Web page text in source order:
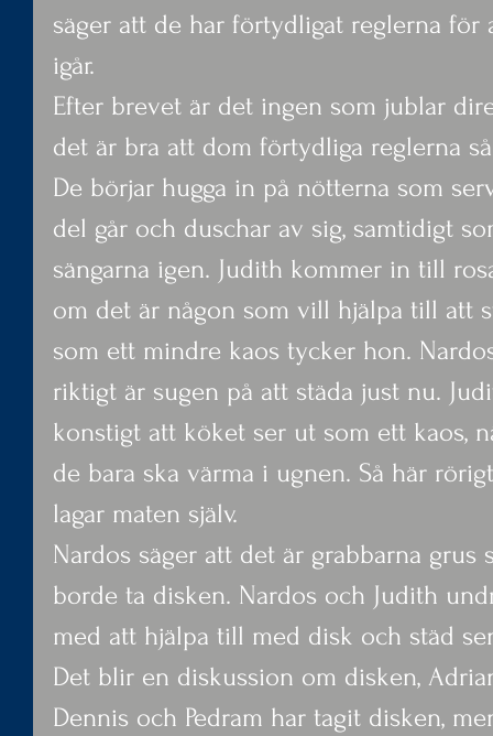
säger att de har förtydligat reglerna
igår.
Efter brevet är det ingen som jublar
det är bra att dom förtydliga reglerna
De börjar hugga in på nötterna som
del går och duschar av sig, samtidigt
sängarna igen. Judith kommer in till
om det är någon som vill hjälpa till att
som ett mindre kaos tycker hon.
riktigt är sugen på att städa just nu.
konstigt att köket ser ut som ett kaos,
de bara ska värma i ugnen. Så här
lagar maten själv.
Nardos säger att det är grabbarna grus
borde ta disken. Nardos och Judith
med att hjälpa till med disk och städ
Det blir en diskussion om disken,
Dennis och Pedram har tagit disken,